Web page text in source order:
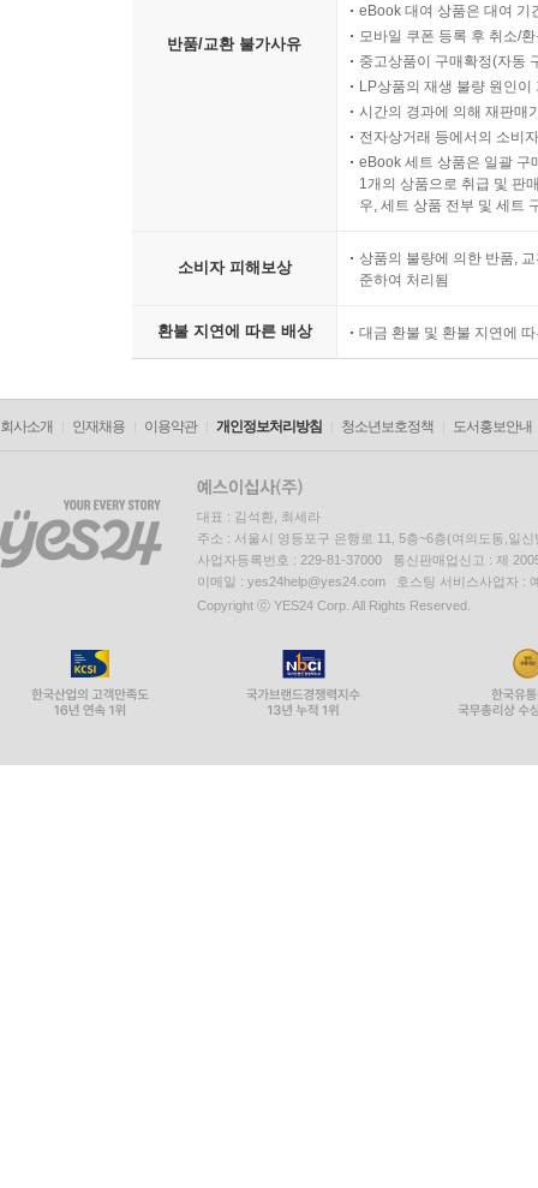
반품/교환 불가사유
eBook 대여 상품은 대여 기
모바일 쿠폰 등록 후 취소/
중고상품이 구매확정(자동
LP상품의 재생 불량 원인
시간의 경과에 의해 재판매
전자상거래 등에서의 소비
eBook 세트 상품은 일괄 구
1개의 상품으로 취급 및 판
우, 세트 상품 전부 및 세트
소비자 피해보상
상품의 불량에 의한 반품,
준하여 처리됨
환불 지연에 따른 배상 대금 환불 및 환불 지연에
회사소개 인재채용 이용약관 개인정보처리방침 청소년보호정책 도서홍보안내
대표 : 김석환, 최세라
주소 : 서울시 영등포구 은행로 11, 5층~6층(여의도동,일신
사업자등록번호 : 229-81-37000 통신판매업신고 : 제
이메일 : yes24help@yes24.com 호스팅 서비스사업자 :
Copyright ⓒ YES24 Corp. All Rights Reserved.